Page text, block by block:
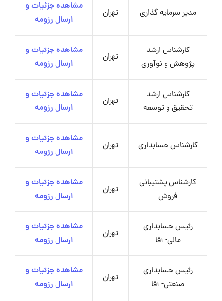
مدیر سرمایه گذاری تهران
مشاهده جزئیات و
ارسال رزومه
کارشناس ارشد
پژوهش و نوآوری
تهران
مشاهده جزئیات و
ارسال رزومه
کارشناس ارشد
تحقیق و توسعه
تهران
مشاهده جزئیات و
ارسال رزومه
کارشناس حسابداری تهران
مشاهده جزئیات و
ارسال رزومه
کارشناس پشتیبانی
فروش
تهران
مشاهده جزئیات و
ارسال رزومه
رئیس حسابداری
مالی- آقا
تهران
مشاهده جزئیات و
ارسال رزومه
رئیس حسابداری
صنعتی- آقا
تهران
مشاهده جزئیات و
ارسال رزومه